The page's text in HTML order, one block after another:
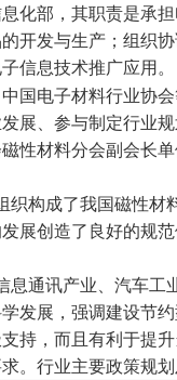
部，其职责是承担
开发与生产；组织
信息技术推广应用。
国电子材料行业协
展、参与制定行业
性材料分会副会长
成了我国磁性材
展创造了良好的规
讯产业、汽车工业
发展，强调建设节
持，而且有利于提
。行业主要政策规划